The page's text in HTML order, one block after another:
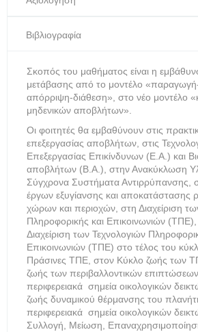
Βιβλιογραφία
Σκοπός του μαθήματος είναι η
μετάβασης από το μοντέλο
απόρριψη‐διάθεση», στο νέο μοντέλο
μηδενικών αποβλήτων».
Οι φοιτητές θα εμβαθύνουν στις
επεξεργασίας αποβλήτων, στις
Επεξεργασίας Επικίνδυνων (Ε.Α.) και
αποβλήτων (Β.Α.), στην Ανακύκλωση
Σύγχρονα Συστήματα Αντιρρύπανσης,
έργων εξυγίανσης και αποκατάστασης
χώρων και περιοχών, στη Διαχείριση
Πληροφορικής και Επικοινωνιών (ΤΠΕ),
Διαχείριση των Τεχνολογιών
Επικοινωνιών (ΤΠΕ) στο τέλος του
Πράσινες ΤΠΕ, στον Κύκλο ζωής των
ζωής των περιβαλλοντικών
περιφερειακά σημεία οικολογικών
ζωής δυναμικού θέρμανσης του
περιφερειακά σημεία οικολογικών
Συλλογή, Μείωση,